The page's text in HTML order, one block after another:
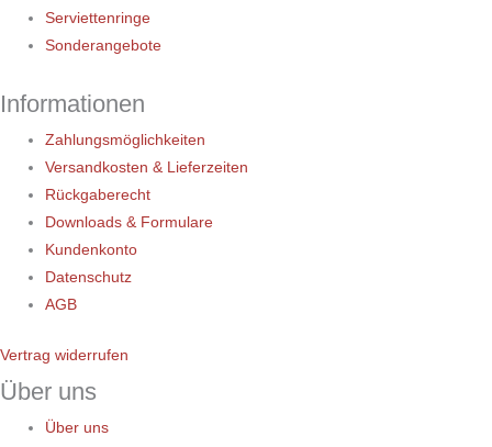
Serviettenringe
Sonderangebote
Informationen
Zahlungsmöglichkeiten
Versandkosten & Lieferzeiten
Rückgaberecht
Downloads & Formulare
Kundenkonto
Datenschutz
AGB
Vertrag widerrufen
Über uns
Über uns